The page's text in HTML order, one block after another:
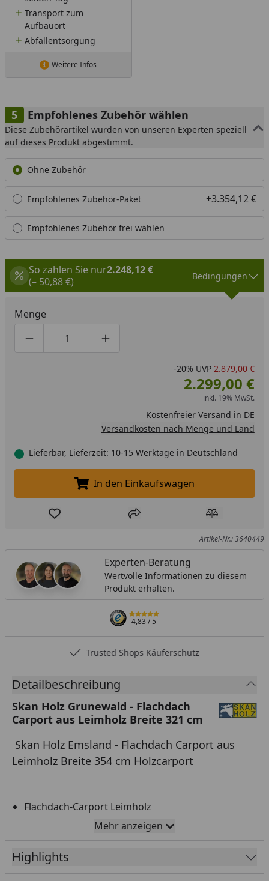
Transport zum
Aufbauort
Abfallentsorgung
Weitere Infos
Empfohlenes Zubehör wählen
Diese Zubehörartikel wurden von unseren Experten speziell
auf dieses Produkt abgestimmt.
Ohne Zubehör
Empfohlenes Zubehör-Paket +3.354,12 €
Empfohlenes Zubehör frei wählen
So zahlen Sie nur2.248,12 €
(– 50,88 €)
Bedingungen
Menge
Produktmenge um eins verringern
Produktmenge manuell eingeben
Produktmenge um eins erhöhen
-20% UVP 2.879,00 €
2.299,00 €
inkl. 19% MwSt.
Kostenfreier Versand in DE
Versandkosten nach Menge und Land
Lieferbar, Lieferzeit: 10-15 Werktage in Deutschland
In den Einkaufswagen legen
In den Einkaufswagen
Produkt zur Wunschliste hinzufügen
Teilen Produkt
Artikel-Nr.: 3640449
Experten-Beratung
Wertvolle Informationen zu diesem
Produkt erhalten.
4,83/ 5
Trusted Shops Käuferschutz
Detailbeschreibung
Skan Holz Grunewald - Flachdach
Carport aus Leimholz Breite 321 cm
Skan Holz Emsland - Flachdach Carport aus
Leimholz Breite 354 cm Holzcarport
Flachdach-Carport Leimholz
Hochwertige Qualität mit Aluminium
Abschlusskante
Inklusive Kunststoff Regenrinne
Mehr anzeigen
Highlights